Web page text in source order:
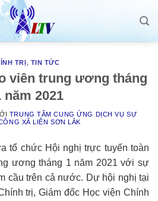
TRỊ, TIN TỨC
viên trung ương tháng
năm 2021
TRUNG TÂM CUNG ỨNG DỊCH VỤ SỰ
XÃ LIÊN SƠN LẮK
tổ chức Hội nghị trực tuyến toàn
ương tháng 1 năm 2021 với sự
cầu trên cả nước. Dự hội nghị tại
trị, Giám đốc Học viện Chính